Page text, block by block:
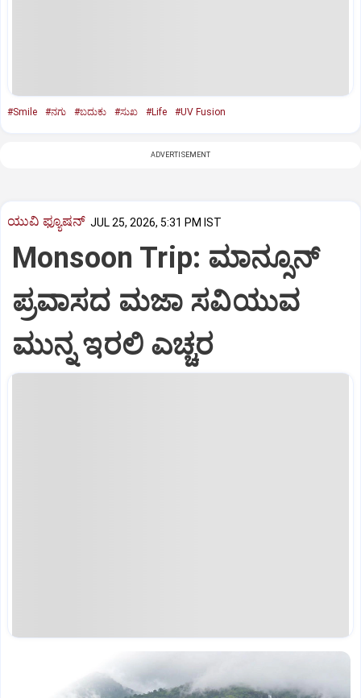
#Smile #ನಗು #ಬದುಕು #ಸುಖ #Life #UV Fusion
ADVERTISEMENT
ಯುವಿ ಫ್ಯೂಷನ್ JUL 25, 2026, 5:31 PM IST
Monsoon Trip: ಮಾನ್ಸೂನ್‌
ಪ್ರವಾಸದ ಮಜಾ ಸವಿಯುವ
ಮುನ್ನ ಇರಲಿ ಎಚ್ಚರ